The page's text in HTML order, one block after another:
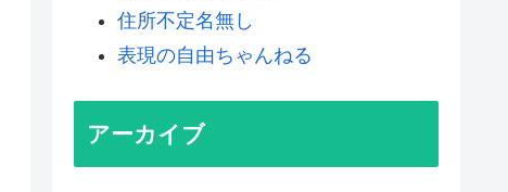
住所不定名無し
表現の自由ちゃんねる
アーカイブ